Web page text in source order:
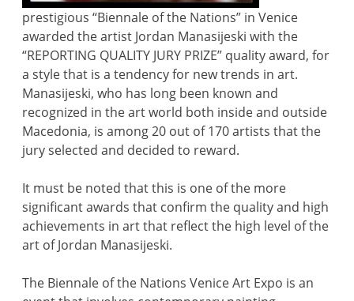
prestigious “Biennale of the Nations” in Venice
awarded the artist Jordan Manasijeski with the
“REPORTING QUALITY JURY PRIZE” quality award, for
a style that is a tendency for new trends in art.
Manasijeski, who has long been known and
recognized in the art world both inside and outside
Macedonia, is among 20 out of 170 artists that the
jury selected and decided to reward.
It must be noted that this is one of the more
significant awards that confirm the quality and high
achievements in art that reflect the high level of the
art of Jordan Manasijeski.
The Biennale of the Nations Venice Art Expo is an